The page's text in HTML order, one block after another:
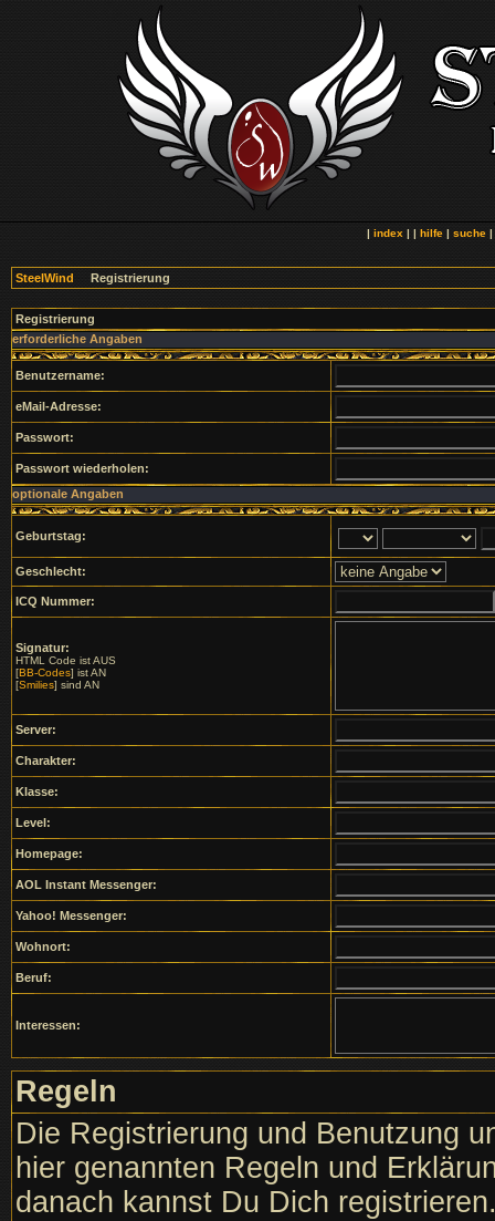
|index | |hilfe |suche
SteelWind Registrierung
Registrierung
erforderliche Angaben
Benutzername:
eMail-Adresse:
Passwort:
Passwort wiederholen:
optionale Angaben
Geburtstag:
Geschlecht:
ICQ Nummer:
Signatur:
HTML Code ist AUS
[BB-Codes] ist AN
[Smilies] sind AN
Server:
Charakter:
Klasse:
Level:
Homepage:
AOL Instant Messenger:
Yahoo! Messenger:
Wohnort:
Beruf:
Interessen:
Regeln
Die Registrierung und Benutzung
hier genannten Regeln und
danach kannst Du Dich